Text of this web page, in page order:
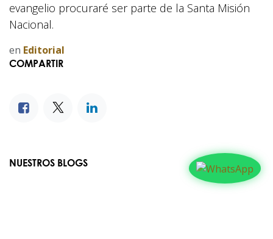
evangelio procuraré ser parte de la Santa Misión
Nacional.
en Editorial
COMPARTIR
NUESTROS BLOGS